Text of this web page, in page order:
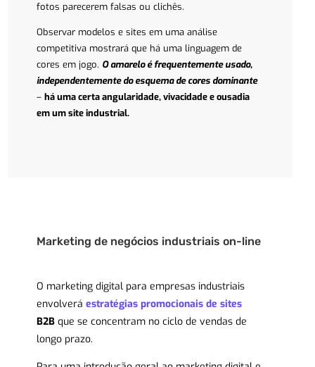
fotos parecerem falsas ou clichês.
Observar modelos e sites em uma análise
competitiva mostrará que há uma linguagem de
cores em jogo. O amarelo é frequentemente usado,
independentemente do esquema de cores dominante
– há uma certa angularidade, vivacidade e ousadia
em um site industrial.
Marketing de negócios industriais on-line
O marketing digital para empresas industriais
envolverá estratégias promocionais de sites
B2B que se concentram no ciclo de vendas de
longo prazo.